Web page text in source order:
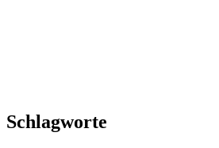
Schlagworte